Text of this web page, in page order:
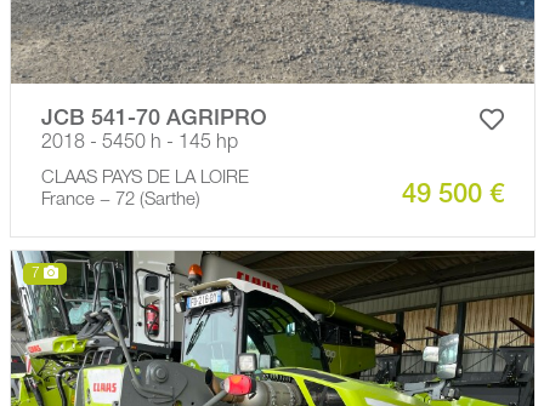
JCB 541-70 AGRIPRO
2018 - 5450 h - 145 hp
CLAAS PAYS DE LA LOIRE
France − 72 (Sarthe)
49 500 €
7